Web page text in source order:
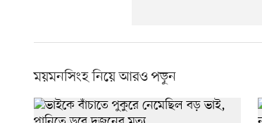
ময়মনসিংহ নিয়ে আরও পড়ুন